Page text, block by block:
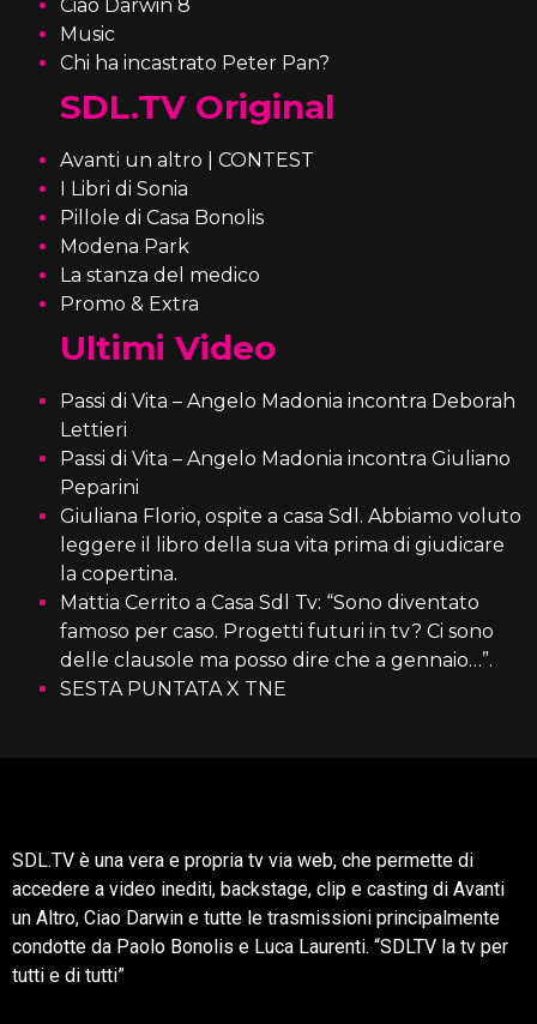
Ciao Darwin 8
Music
Chi ha incastrato Peter Pan?
SDL.TV Original
Avanti un altro | CONTEST
I Libri di Sonia
Pillole di Casa Bonolis
Modena Park
La stanza del medico
Promo & Extra
Ultimi Video
Passi di Vita – Angelo Madonia incontra Deborah
Lettieri
Passi di Vita – Angelo Madonia incontra Giuliano
Peparini
Giuliana Florio, ospite a casa Sdl. Abbiamo voluto
leggere il libro della sua vita prima di giudicare
la copertina.
Mattia Cerrito a Casa Sdl Tv: “Sono diventato
famoso per caso. Progetti futuri in tv? Ci sono
delle clausole ma posso dire che a gennaio…”.
SESTA PUNTATA X TNE
SDL.TV è una vera e propria tv via web, che permette di
accedere a video inediti, backstage, clip e casting di Avanti
un Altro, Ciao Darwin e tutte le trasmissioni principalmente
condotte da Paolo Bonolis e Luca Laurenti. “SDLTV la tv per
tutti e di tutti”